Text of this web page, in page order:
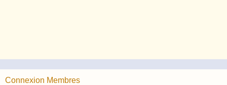
Connexion Membres